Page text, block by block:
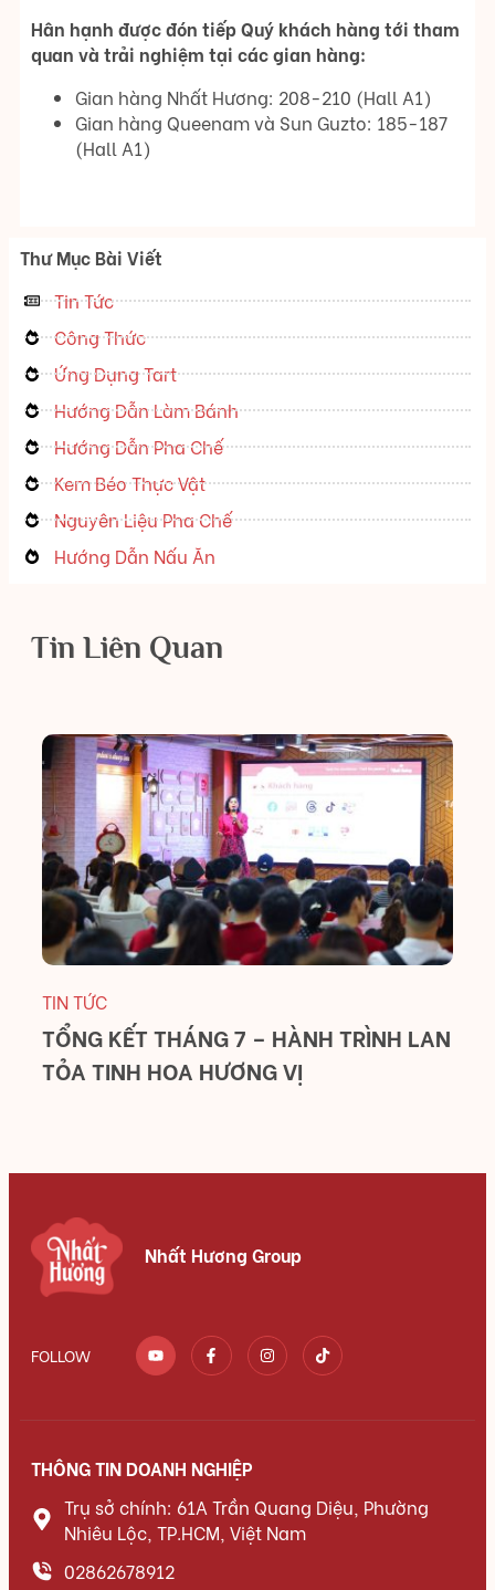
Hân hạnh được đón tiếp Quý khách hàng tới tham
quan và trải nghiệm tại các gian hàng:
Gian hàng Nhất Hương: 208-210 (Hall A1)
Gian hàng Queenam và Sun Guzto: 185-187
(Hall A1)
Thư Mục Bài Viết
Tin Tức
Công Thức
Ứng Dụng Tart
Hướng Dẫn Làm Bánh
Hướng Dẫn Pha Chế
Kem Béo Thực Vật
Nguyên Liệu Pha Chế
Hướng Dẫn Nấu Ăn
Tin Liên Quan
TIN TỨC
TỔNG KẾT THÁNG 7 – HÀNH TRÌNH LAN
TỎA TINH HOA HƯƠNG VỊ
Nhất Hương Group
FOLLOW
THÔNG TIN DOANH NGHIỆP
Trụ sở chính: 61A Trần Quang Diệu, Phường
Nhiêu Lộc, TP.HCM, Việt Nam
02862678912